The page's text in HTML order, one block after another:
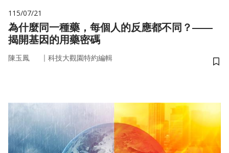
115/07/21
為什麼同一種藥，每個人的反應都不同？——
揭開基因的用藥密碼
陳玉鳳 ｜ 科技大觀園特約編輯
儲